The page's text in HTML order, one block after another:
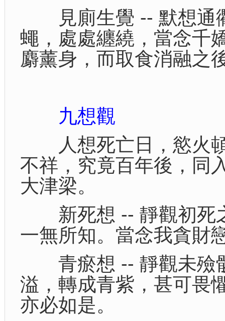
見廁生覺 -- 默想通
蠅，處處纏繞，當念千
麝薰身，而取食消融之
九想觀
人想死亡日，慾火頓
不祥，究竟百年後，同
大津梁。
新死想 -- 靜觀初死
一無所知。當念我貪財
青瘀想 -- 靜觀未殮
溢，轉成青紫，甚可畏
亦必如是。